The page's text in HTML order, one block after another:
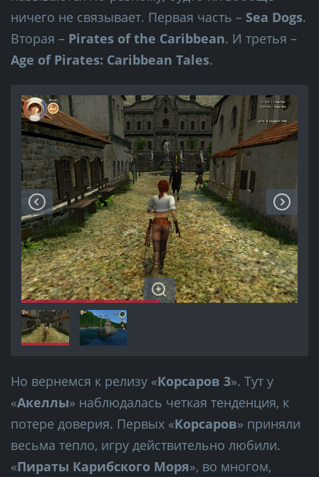
ничего не связывает. Первая часть – Sea Dogs.
Вторая – Pirates of the Caribbean. И третья –
Age of Pirates: Caribbean Tales.
Но вернемся к релизу «Корсаров 3». Тут у
«Акеллы» наблюдалась четкая тенденция, к
потере доверия. Первых «Корсаров» приняли
весьма тепло, игру действительно любили.
«Пираты Карибского Моря», во многом,